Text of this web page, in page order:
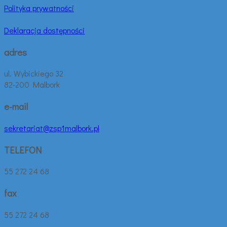
Polityka prywatności
Deklaracja dostępności
adres
ul. Wybickiego 32
82-200 Malbork
e-mail
sekretariat@zsp1malbork.pl
TELEFON
55 272 24 68
fax
55 272 24 68